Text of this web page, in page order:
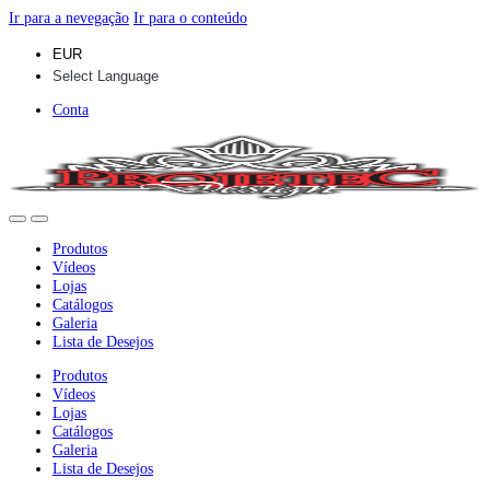
Ir para a nevegação Ir para o conteúdo
Conta
Produtos
Vídeos
Lojas
Catálogos
Galeria
Lista de Desejos
Produtos
Vídeos
Lojas
Catálogos
Galeria
Lista de Desejos